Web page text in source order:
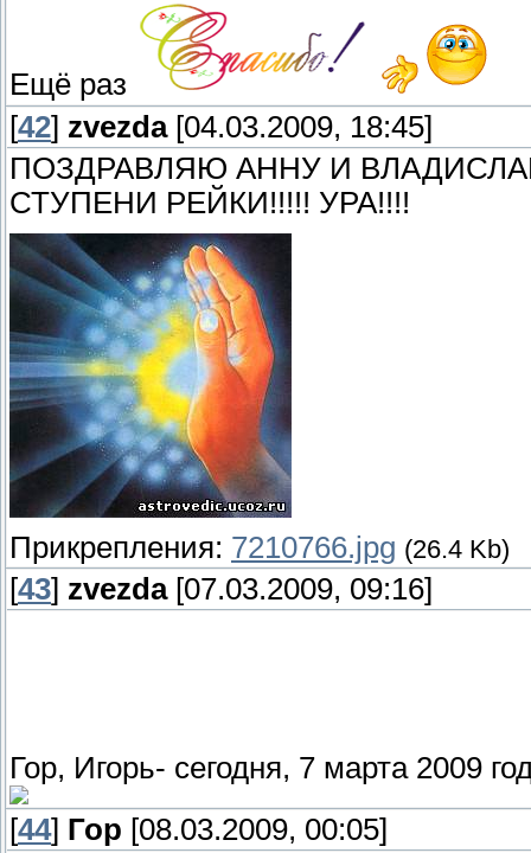
Ещё раз
[42] zvezda[04.03.2009, 18:45]
ПОЗДРАВЛЯЮ АННУ И
СТУПЕНИ РЕЙКИ!!!!! УРА!!!!
Прикрепления: 7210766.jpg (26.4 Kb)
[43] zvezda[07.03.2009, 09:16]
Гор, Игорь- сегодня, 7 марта 2009
[44] Гор [08.03.2009, 00:05]